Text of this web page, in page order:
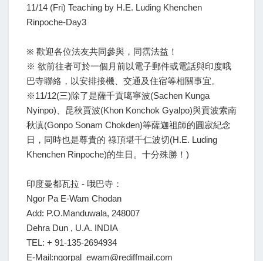
11/14 (Fri) Teaching by H.E. Luding Khenchen
Rinpoche-Day3
※ 歡迎各位法友共同參與，同霑法益！
※ 欲前往者可於一個月前以電子郵件或電話與印度哦
巴寺聯絡，以安排接機、交通及住宿等相關事宜。
※11/12(三)除了是薩千貢噶寧波(Sachen Kunga
Nyinpo)、昆秋賈波(Khon Konchok Gyalpo)與貢波索南
秋滇(Gonpo Sonam Chokden)等薩迦祖師的圓寂紀念
日，同時也是尊貴的 祿頂堪千仁波切(H.E. Luding
Khenchen Rinpoche)的生日。十分殊勝！)
印度曼都瓦拉 - 哦巴寺：
Ngor Pa E-Wam Chodan
Add: P.O.Manduwala, 248007
Dehra Dun , U.A. INDIA
TEL: + 91-135-2694934
E-Mail:ngorpal_ewam@rediffmail.com